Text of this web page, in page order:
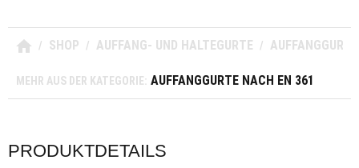
/ SHOP / AUFFANG- UND HALTEGURTE /
MEHR AUS DER KATEGORIE: AUFFANGGURTE NACH EN 361
PRODUKTDETAILS